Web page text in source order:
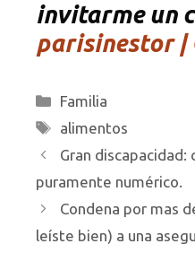
invitarme un
parisinestor |
Categorías
Familia
Etiquetas
alimentos
Gran
puramente numérico.
Condena por mas
leíste bien) a una